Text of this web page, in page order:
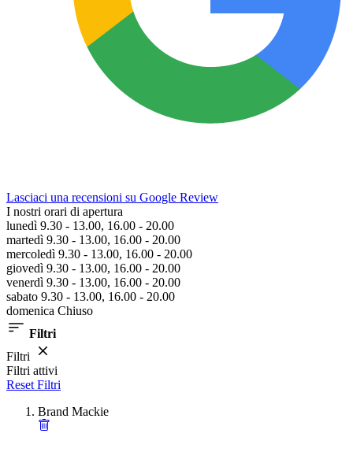
Lasciaci una recensioni su Google Review
I nostri orari di apertura
lunedì 9.30 - 13.00, 16.00 - 20.00
martedì 9.30 - 13.00, 16.00 - 20.00
mercoledì 9.30 - 13.00, 16.00 - 20.00
giovedì 9.30 - 13.00, 16.00 - 20.00
venerdì 9.30 - 13.00, 16.00 - 20.00
sabato 9.30 - 13.00, 16.00 - 20.00
domenica Chiuso
Filtri
Filtri
Filtri attivi
Reset Filtri
Brand Mackie